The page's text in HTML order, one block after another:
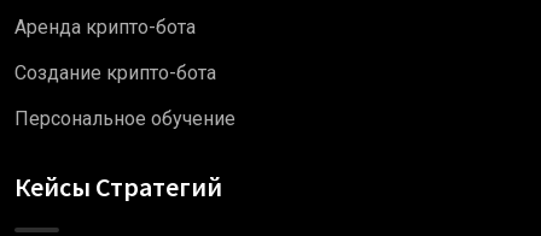
Аренда крипто-бота
Создание крипто-бота
Персональное обучение
Кейсы Стратегий